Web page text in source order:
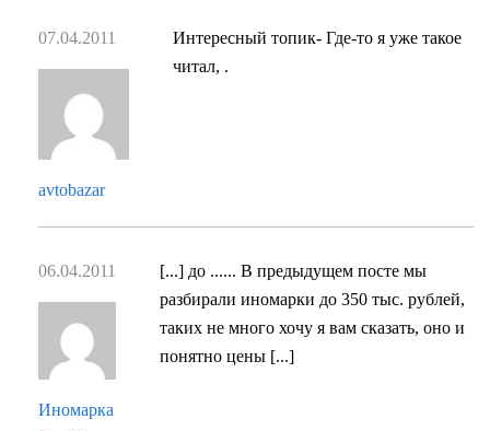
07.04.2011
avtobazar
Интересный топик- Где-то я уже такое
читал, .
06.04.2011
Иномарка
[...] до ...... В предыдущем посте мы
разбирали иномарки до 350 тыс. рублей,
таких не много хочу я вам сказать, оно и
понятно цены [...]